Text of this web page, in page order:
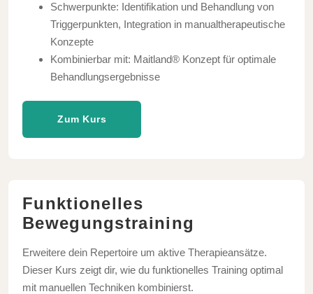
Schwerpunkte: Identifikation und Behandlung von
Triggerpunkten, Integration in manualtherapeutische
Konzepte
Kombinierbar mit: Maitland® Konzept für optimale
Behandlungsergebnisse
Zum Kurs
Funktionelles
Bewegungstraining
Erweitere dein Repertoire um aktive Therapieansätze.
Dieser Kurs zeigt dir, wie du funktionelles Training optimal
mit manuellen Techniken kombinierst.